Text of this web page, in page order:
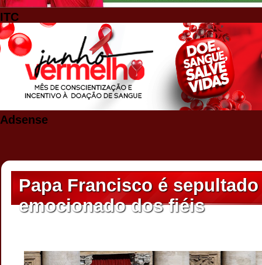
ITC
Adsense
Papa Francisco é
emocionado dos fiéis